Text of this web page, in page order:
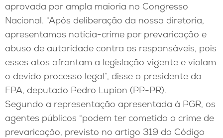
aprovada por ampla maioria no Congresso
Nacional. “Após deliberação da nossa diretoria,
apresentamos notícia-crime por prevaricação e
abuso de autoridade contra os responsáveis, pois
esses atos afrontam a legislação vigente e violam
o devido processo legal”, disse o presidente da
FPA, deputado Pedro Lupion (PP-PR).
Segundo a representação apresentada à PGR, os
agentes públicos “podem ter cometido o crime de
prevaricação, previsto no artigo 319 do Código